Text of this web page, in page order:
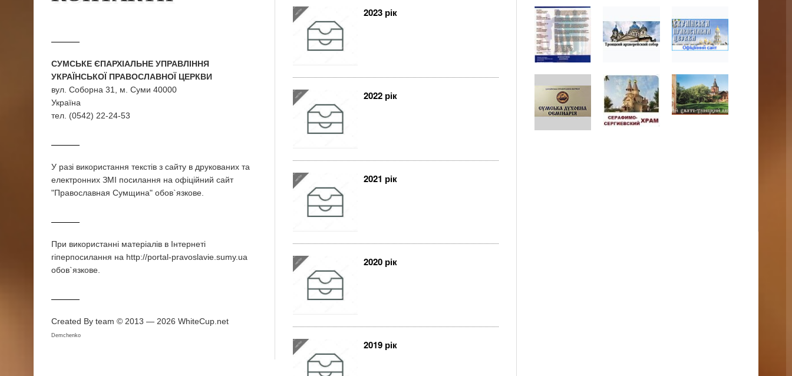
СУМСЬКЕ ЄПАРХІАЛЬНЕ УПРАВЛІННЯ
УКРАЇНСЬКОЇ ПРАВОСЛАВНОЇ ЦЕРКВИ
вул. Соборна 31, м. Суми 40000
Україна
тел. (0542) 22-24-53
У разi використання текстiв з сайту в друкованих та
електронних ЗМI посилання на офіційний сайт
"Православная Сумщина" обов`язкове.
При використаннi матерiалiв в Iнтернетi
гiперпосилання на http://portal-pravoslavie.sumy.ua
обов`язкове.
Created By team © 2013 — 2026 WhiteCup.net
Demchenko
2023 рік
2022 рік
2021 рік
2020 рік
2019 рік